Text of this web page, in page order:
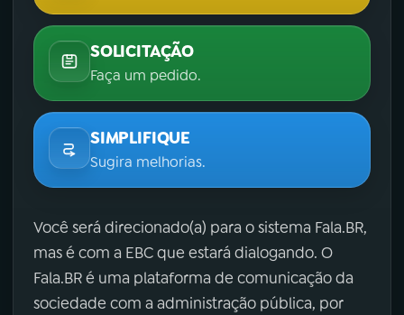
SOLICITAÇÃO
Faça um pedido.
SIMPLIFIQUE
Sugira melhorias.
Você será direcionado(a) para o sistema Fala.BR,
mas é com a EBC que estará dialogando. O
Fala.BR é uma plataforma de comunicação da
sociedade com a administração pública, por